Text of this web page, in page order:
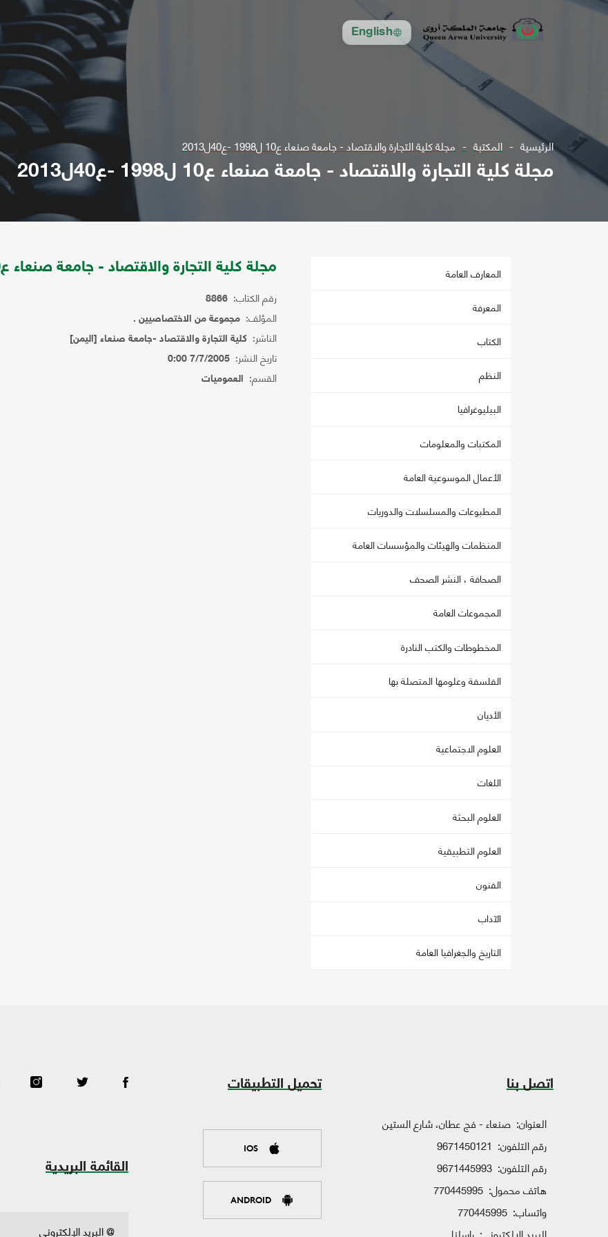
English
الرئيسية المكتبة مجلة كلية التجارة والاقتصاد - جامعة صنعاء ع10 ل1998 -ع40ل2013
مجلة كلية التجارة والاقتصاد - جامعة صنعاء ع10 ل1998 -ع40ل2013
المعارف العامة
المعرفة
الكتاب
النظم
البيليوغرافيا
المكتبات والمعلومات
الأعمال الموسوعية العامة
المطبوعات والمسلسلات والدوريات
المنظمات والهيئات والمؤسسات العامة
الصحافة ، النشر الصحف
المجموعات العامة
المخطوطات والكتب النادرة
الفلسفة وعلومها المتصلة بها
الأديان
العلوم الاجتماعية
اللغات
العلوم البحثة
العلوم التطبيقية
الفنون
الآداب
التاريخ والجغرافيا العامة
مجلة كلية التجارة والاقتصاد - جامعة صنعاء ع10 ل1998 -ع40ل2013
رقم الكتاب: 8866
المؤلف: مجموعة من الاختصاصيين .
الناشر: كلية التجارة والاقتصاد -جامعة صنعاء [اليمن]
تاريخ النشر: 7/7/2005 0:00
القسم: العموميات
اتصل بنا
العنوان: صنعاء - فج عطان، شارع الستين
رقم التلفون: 9671450121
رقم التلفون: 9671445993
هاتف محمول: 770445995
واتساب: 770445995
تحميل التطبيقات
IOS
ANDROID
القائمة البريدية